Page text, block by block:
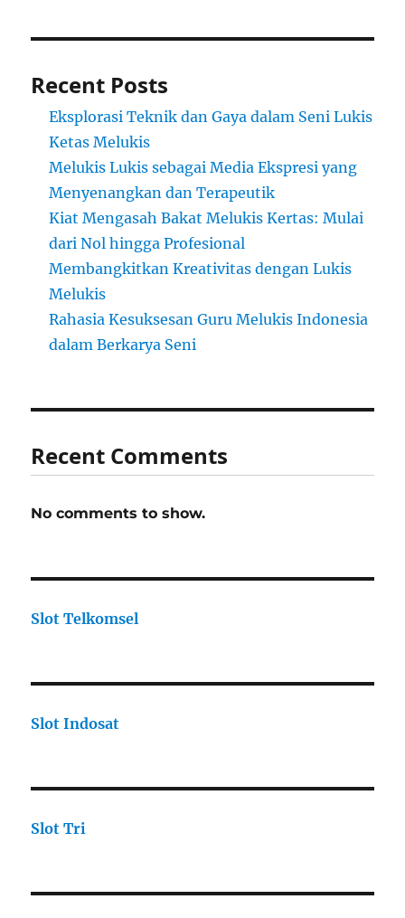
Recent Posts
Eksplorasi Teknik dan Gaya dalam Seni Lukis
Ketas Melukis
Melukis Lukis sebagai Media Ekspresi yang
Menyenangkan dan Terapeutik
Kiat Mengasah Bakat Melukis Kertas: Mulai
dari Nol hingga Profesional
Membangkitkan Kreativitas dengan Lukis
Melukis
Rahasia Kesuksesan Guru Melukis Indonesia
dalam Berkarya Seni
Recent Comments
No comments to show.
Slot Telkomsel
Slot Indosat
Slot Tri